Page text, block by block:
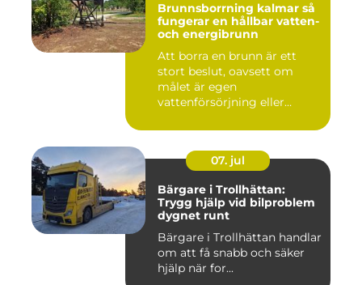
Brunnsborrning kalmar så
fungerar en hållbar vatten-
och energibrunn
Att borra en brunn är ett
stort beslut, oavsett om
målet är egen
vattenförsörjning eller
07. jul
Bärgare i Trollhättan:
Trygg hjälp vid bilproblem
dygnet runt
Bärgare i Trollhättan handlar
om att få snabb och säker
hjälp när for...